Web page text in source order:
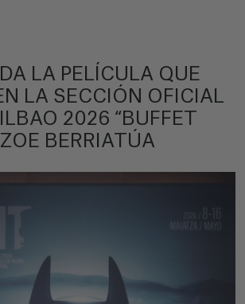
LA PELÍCULA QUE
LA SECCIÓN OFICIAL
2026 “BUFFET
ZOE BERRIATÚA